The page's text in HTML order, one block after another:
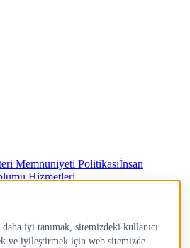
Memnuniyeti Politikasıİnsan
Hizmetleri
IP Adresi SorgulamaPing Testi